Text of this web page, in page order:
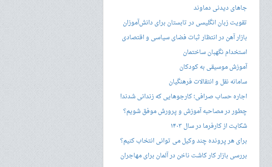
جاهای دیدنی دماوند
تقویت زبان انگلیسی در تابستان برای دانش‌آموزان
بازار آهن در انتظار ثبات فضای سیاسی و اقتصادی
استخدام نگهبان ساختمان
آموزش موسیقی به کودکان
سامانه نقل و انتقالات فرهنگیان
اجاره حساب صرافی؛ کارجوهایی که زندانی شدند!
چطور در مصاحبه‌ آموزش و پرورش موفق شویم؟
شکایت از کارفرما در سال ۱۴۰۳
برای هر پرونده چند وکیل می توانی انتخاب کنیم؟
بررسی بازار کار کاشت ناخن در آلمان برای مهاجران